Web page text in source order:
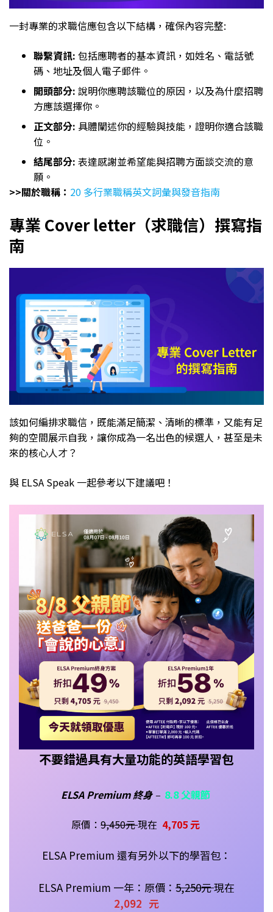
一封專業的求職信應包含以下結構，確保內容完整:
聯繫資訊: 包括應聘者的基本資訊，如姓名、電話號
碼、地址及個人電子郵件。
開頭部分: 說明你應聘該職位的原因，以及為什麼招聘
方應該選擇你。
正文部分: 具體闡述你的經驗與技能，證明你適合該職
位。
結尾部分: 表達感謝並希望能與招聘方面談交流的意
願。
>>關於職稱： 20 多行業職稱英文詞彙與發音指南
專業 Cover letter（求職信）撰寫指
南
該如何編排求職信，既能滿足簡潔、清晰的標準，又能有足
夠的空間展示自我，讓你成為一名出色的候選人，甚至是未
來的核心人才？
與 ELSA Speak 一起參考以下建議吧！
不要錯過具有大量功能的英語學習包
ELSA Premium 終身– 8.8 父親節
原價：9,450元現在 4,705 元
ELSA Premium 還有另外以下的學習包：
ELSA Premium 一年：原價： 5,250元現在
2,092 元